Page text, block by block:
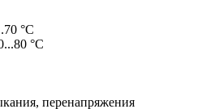
°C
°C
перенапряжения